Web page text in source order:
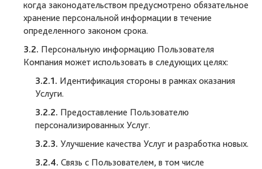
когда законодательством предусмотрено обязательное
хранение персональной информации в течение
определенного законом срока.
3.2. Персональную информацию Пользователя
Компания может использовать в следующих целях:
3.2.1. Идентификация стороны в рамках оказания
Услуги.
3.2.2. Предоставление Пользователю
персонализированных Услуг.
3.2.3. Улучшение качества Услуг и разработка новых.
3.2.4. Связь с Пользователем, в том числе